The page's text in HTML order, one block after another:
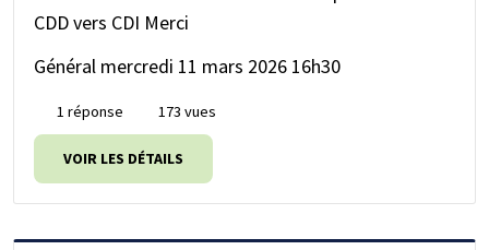
CDD vers CDI Merci
Général mercredi 11 mars 2026 16h30
1 réponse 173 vues
VOIR LES DÉTAILS